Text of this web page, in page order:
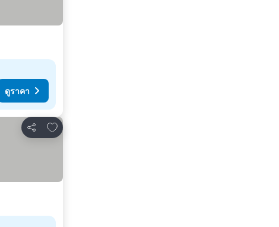
ดูราคา
แชร์
เพิ่มในรายการโปรด